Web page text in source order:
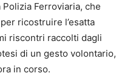
Ferroviaria, che
ricostruire l’esatta
riscontri raccolti dagli
di un gesto volontario,
in corso.